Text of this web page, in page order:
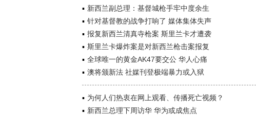
新西兰副总理：基督城枪手牢中度余生
针对基督教的战争打响了 媒体集体失声
报复新西兰清真寺枪案 斯里兰卡才遭袭
斯里兰卡爆炸案是对新西兰枪击案报复
全球唯一的黄金AK47要交公 华人心痛
澳将颁新法 社媒刊登极端暴力或入狱
为何人们热衷在网上观看、传播死亡视频？
新西兰总理下周访华 华为或成焦点